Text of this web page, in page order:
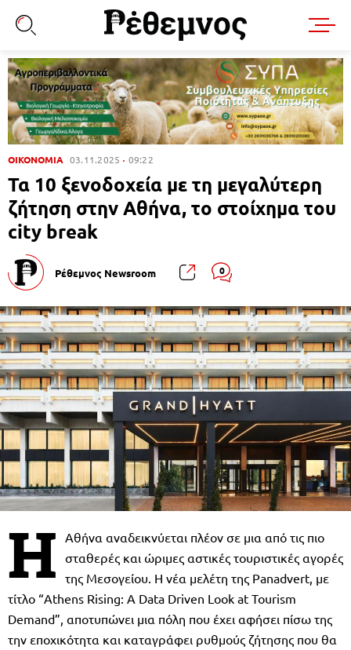
ΟΙΚΟΝΟΜΙΑ 03.11.2025 09:22
Τα 10 ξενοδοχεία με τη μεγαλύτερη
ζήτηση στην Αθήνα, το στοίχημα του
city break
Ρέθεμνος Newsroom 0
Η
Αθήνα αναδεικνύεται πλέον σε μια από τις πιο
σταθερές και ώριμες αστικές τουριστικές αγορές
της Μεσογείου. Η νέα μελέτη της Panadvert, με
τίτλο “Athens Rising: A Data Driven Look at Tourism
Demand”, αποτυπώνει μια πόλη που έχει αφήσει πίσω της
την εποχικότητα και καταγράφει ρυθμούς ζήτησης που θα